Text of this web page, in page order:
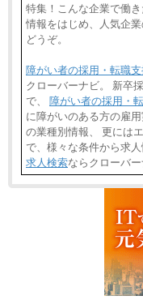
特集！こんな企業で働
情報をはじめ、人気企
どうぞ。
障がい者の採用・転職
クローバーナビ。 新卒
で、 障がい者の採用・
に障がいのある方の雇
の業種別情報、 更には
で、様々な条件から求
求人検索ならクローバー